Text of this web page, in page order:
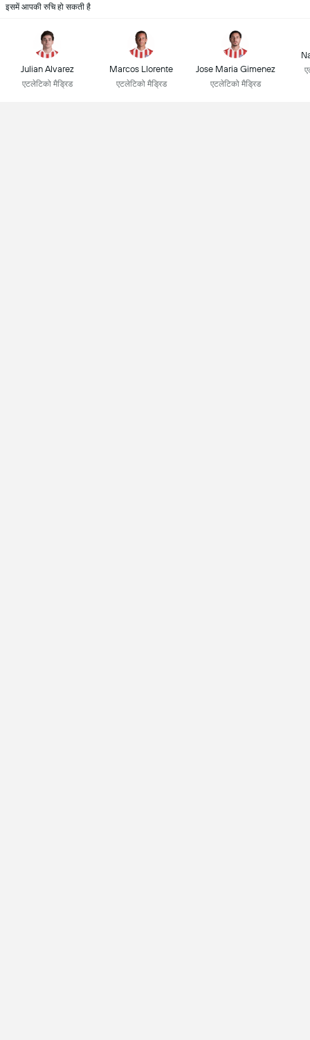
इसमें आपकी रुचि हो सकती है
Julian Alvarez
एटलेटिको मैड्रिड
Marcos Llorente
एटलेटिको मैड्रिड
Jose Maria Gimenez
एटलेटिको मैड्रिड